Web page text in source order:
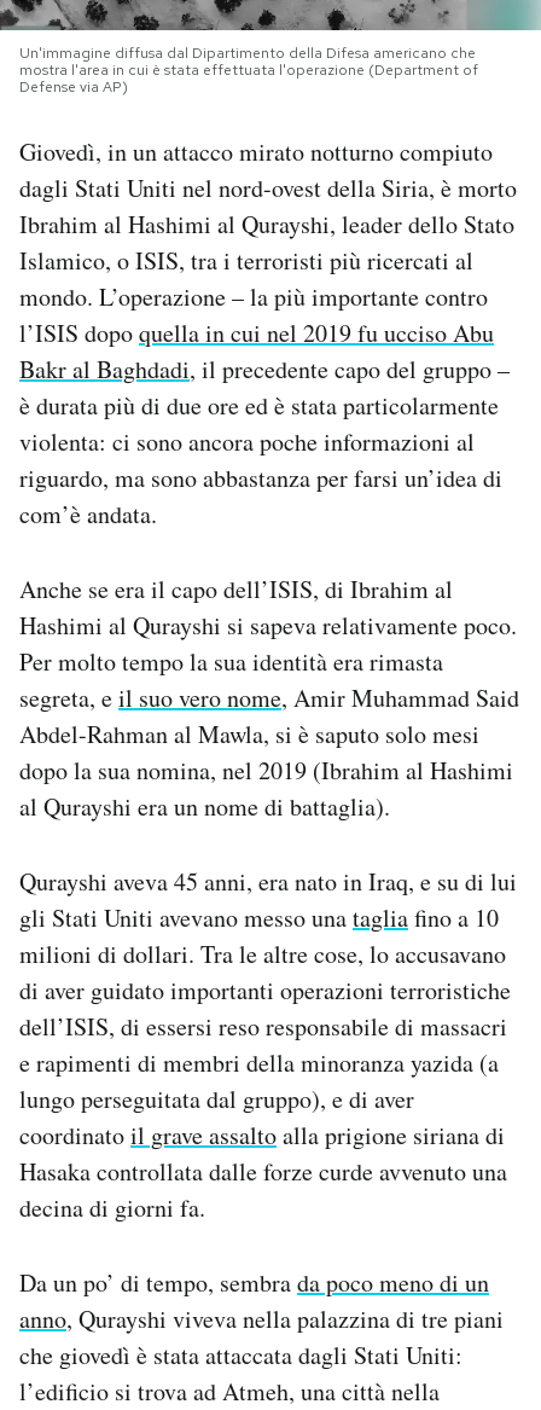
SHOP
CALENDARIO
AREA PERSONALE
Area Personale
Newsletter
Notifiche mobile
Regala il Post
Hai bisogno di aiuto?
Un'immagine diffusa dal Dipartimento della Difesa americano che
mostra l'area in cui è stata effettuata l'operazione (Department of
Defense via AP)
Giovedì, in un attacco mirato notturno compiuto
dagli Stati Uniti nel nord-ovest della Siria, è morto
Ibrahim al Hashimi al Qurayshi, leader dello Stato
Islamico, o ISIS, tra i terroristi più ricercati al
mondo. L’operazione – la più importante contro
l’ISIS dopoquella in cui nel 2019 fu ucciso Abu
Bakr al Baghdadi, il precedente capo del gruppo –
è durata più di due ore ed è stata particolarmente
violenta: ci sono ancora poche informazioni al
riguardo, ma sono abbastanza per farsi un’idea di
com’è andata.
Anche se era il capo dell’ISIS, di Ibrahim al
Hashimi al Qurayshi si sapeva relativamente poco.
Per molto tempo la sua identità era rimasta
segreta, eil suo vero nome, Amir Muhammad Said
Abdel-Rahman al Mawla, si è saputo solo mesi
dopo la sua nomina, nel 2019 (Ibrahim al Hashimi
al Qurayshi era un nome di battaglia).
Qurayshi aveva 45 anni, era nato in Iraq, e su di lui
gli Stati Uniti avevano messo unatagliafino a 10
milioni di dollari. Tra le altre cose, lo accusavano
di aver guidato importanti operazioni terroristiche
dell’ISIS, di essersi reso responsabile di massacri
e rapimenti di membri della minoranza yazida (a
lungo perseguitata dal gruppo), e di aver
coordinatoil grave assaltoalla prigione siriana di
Hasaka controllata dalle forze curde avvenuto una
decina di giorni fa.
Da un po’ di tempo, sembrada poco meno di un
anno, Qurayshi vivevanella palazzina di tre piani
che giovedì è stata attaccata dagli Stati Uniti:
l’edificio si trova ad Atmeh, una città nella